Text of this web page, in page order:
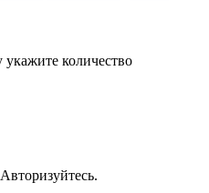
укажите количество